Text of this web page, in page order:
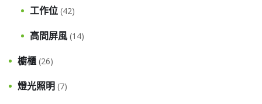
工作位 (42)
高間屏風 (14)
櫥櫃 (26)
燈光照明 (7)